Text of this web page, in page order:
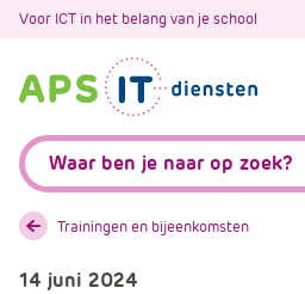
Voor ICT in het belang van je school
Zoeken:
Trainingen en bijeenkomsten
14 juni 2024